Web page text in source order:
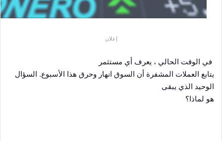
إعلان
في الوقت الحالي ، يعرف أي مستثمر
يتابع العملات المشفرة أن السوق انهار وحرق هذا الأسبوع. السؤال
الوحيد الذي يبقى
هو لماذا؟